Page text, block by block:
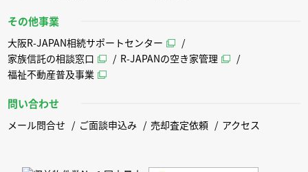
その他事業
大阪R-JAPAN相続サポートセンター
家族信託の相談窓口
R-JAPANの空き家管理
福祉不動産普及事業
問い合わせ
メール問合せ ご面談申込み 売却査定依頼 アクセス